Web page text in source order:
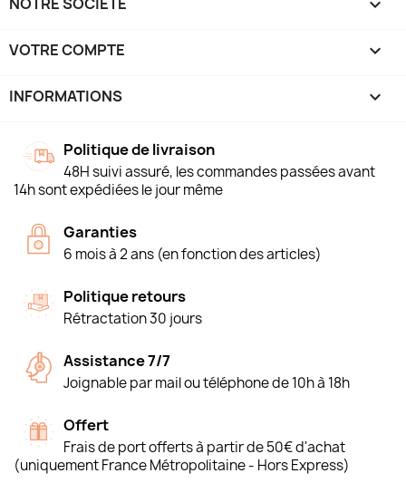
VOTRE COMPTE 
INFORMATIONS keyboard_arrow_down
Politique de livraison
48H suivi assuré, les commandes passées avant
14h sont expédiées le jour même
Garanties
6 mois à 2 ans (en fonction des articles)
Politique retours
Rétractation 30 jours
Assistance 7/7
Joignable par mail ou téléphone de 10h à 18h
Offert
Frais de port offerts à partir de 50€ d'achat
(uniquement France Métropolitaine - Hors Express)